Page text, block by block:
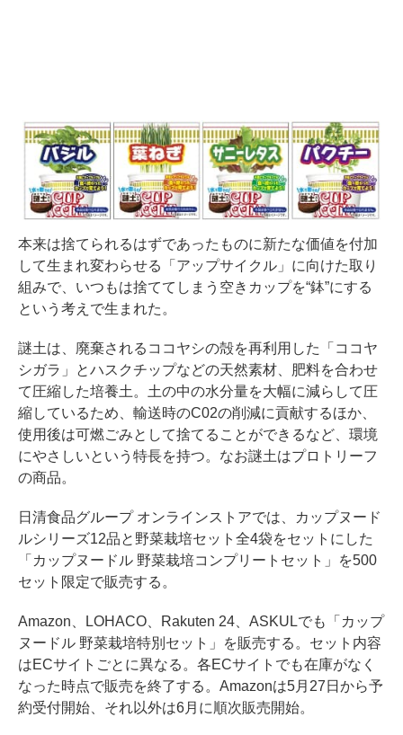
本来は捨てられるはずであったものに新たな価値を付加
して生まれ変わらせる「アップサイクル」に向けた取り
組みで、いつもは捨ててしまう空きカップを“鉢”にする
という考えで生まれた。
謎土は、廃棄されるココヤシの殻を再利用した「ココヤ
シガラ」とハスクチップなどの天然素材、肥料を合わせ
て圧縮した培養土。土の中の水分量を大幅に減らして圧
縮しているため、輸送時のC02の削減に貢献するほか、
使用後は可燃ごみとして捨てることができるなど、環境
にやさしいという特長を持つ。なお謎土はプロトリーフ
の商品。
日清食品グループ オンラインストアでは、カップヌード
ルシリーズ12品と野菜栽培セット全4袋をセットにした
「カップヌードル 野菜栽培コンプリートセット」を500
セット限定で販売する。
Amazon、LOHACO、Rakuten 24、ASKULでも「カップ
ヌードル 野菜栽培特別セット」を販売する。セット内容
はECサイトごとに異なる。各ECサイトでも在庫がなく
なった時点で販売を終了する。Amazonは5月27日から予
約受付開始、それ以外は6月に順次販売開始。